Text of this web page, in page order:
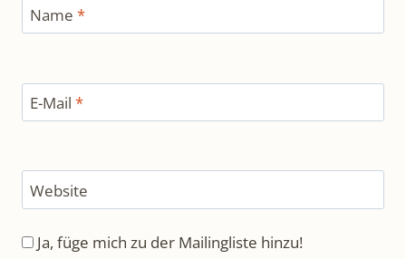
Name *
E-Mail *
Website
Ja, füge mich zu der Mailingliste hinzu!